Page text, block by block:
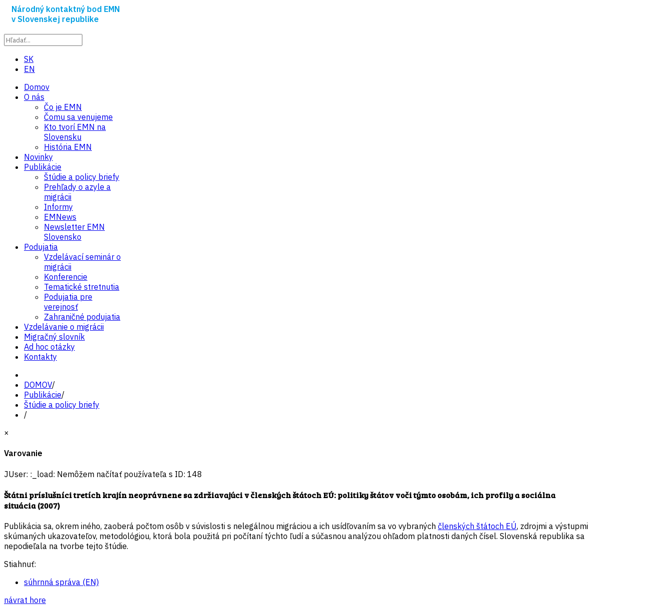
Národný kontaktný bod EMN
v Slovenskej republike
SK
EN
Domov
O nás
Čo je EMN
Čomu sa venujeme
Kto tvorí EMN na
Slovensku
História EMN
Novinky
Publikácie
Štúdie a policy briefy
Prehľady o azyle a
migrácii
Informy
EMNews
Newsletter EMN
Slovensko
Podujatia
Vzdelávací seminár o
migrácii
Konferencie
Tematické stretnutia
Podujatia pre
verejnosť
Zahraničné podujatia
Vzdelávanie o migrácii
Migračný slovník
Ad hoc otázky
Kontakty
DOMOV/
Publikácie/
Štúdie a policy briefy
/
×
Varovanie
JUser: :_load: Nemôžem načítať používateľa s ID: 148
Štátni príslušníci tretích krajín neoprávnene sa zdržiavajúci v členských štátoch EÚ: politiky štátov voči týmto osobám, ich profily a sociálna
situácia (2007)
Publikácia sa, okrem iného, zaoberá počtom osôb v súvislosti s nelegálnou migráciou a ich usídľovaním sa vo vybraných členských štátoch EÚ, zdrojmi a výstupmi
skúmaných ukazovateľov, metodológiou, ktorá bola použitá pri počítaní týchto ľudí a súčasnou analýzou ohľadom platnosti daných čísel. Slovenská republika sa
nepodieľala na tvorbe tejto štúdie.
Stiahnuť:
súhrnná správa (EN)
návrat hore